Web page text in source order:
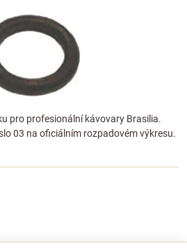
pro profesionální kávovary Brasilia.
03 na oficiálním rozpadovém výkresu.